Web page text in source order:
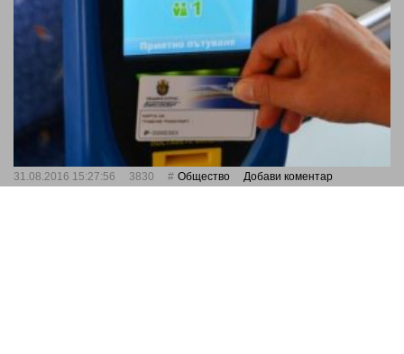
31.08.2016 15:27:56 3830 Общество Добави коментар